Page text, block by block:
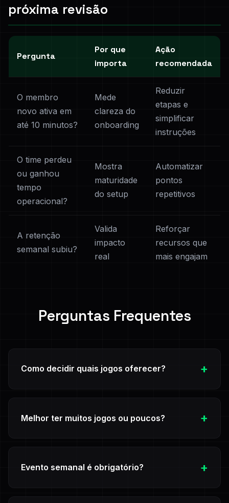
próxima revisão
Pergunta
Por que
importa
Ação
recomendada
O membro
novo ativa em
até 10 minutos?
Mede
clareza do
onboarding
Reduzir
etapas e
simplificar
instruções
O time perdeu
ou ganhou
tempo
operacional?
Mostra
maturidade
do setup
Automatizar
pontos
repetitivos
A retenção
semanal subiu?
Valida
impacto
real
Reforçar
recursos que
mais engajam
Perguntas Frequentes
Como decidir quais jogos oferecer?
Melhor ter muitos jogos ou poucos?
Evento semanal é obrigatório?